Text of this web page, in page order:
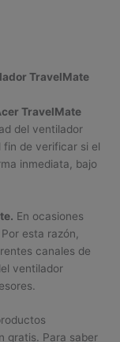
TravelMate
TravelMate
del ventilador
de verificar si el
inmediata, bajo
En ocasiones
esta razón,
canales de
ventilador
gratis. Para saber